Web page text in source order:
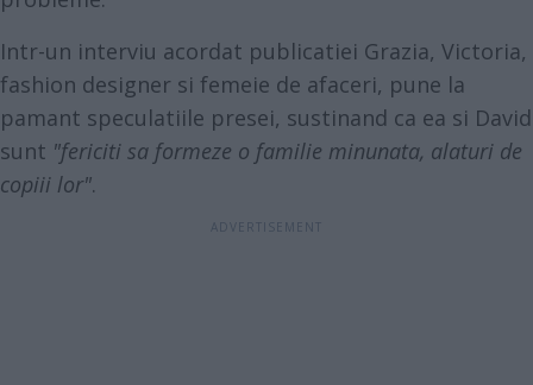
Intr-un interviu acordat publicatiei Grazia, Victoria,
fashion designer si femeie de afaceri, pune la
pamant speculatiile presei, sustinand ca ea si David
sunt "fericiti sa formeze o familie minunata, alaturi de
copiii lor".